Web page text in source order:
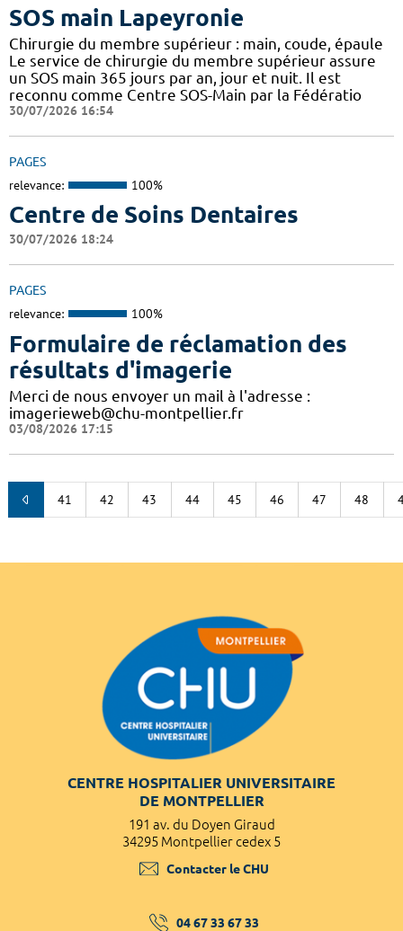
SOS main Lapeyronie
Chirurgie du membre supérieur : main, coude, épaule
Le service de chirurgie du membre supérieur assure
un SOS main 365 jours par an, jour et nuit. Il est
reconnu comme Centre SOS-Main par la Fédératio
30/07/2026 16:54
PAGES
relevance: 100%
Centre de Soins Dentaires
30/07/2026 18:24
PAGES
relevance: 100%
Formulaire de réclamation des
résultats d'imagerie
Merci de nous envoyer un mail à l'adresse :
imagerieweb@chu-montpellier.fr
03/08/2026 17:15
41 42 43 44 45 46 47 48
CENTRE HOSPITALIER UNIVERSITAIRE
DE MONTPELLIER
191 av. du Doyen Giraud
34295 Montpellier cedex 5
Contacter le CHU
04 67 33 67 33